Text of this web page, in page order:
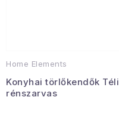
Home Elements
Konyhai törlőkendők Téli
rénszarvas